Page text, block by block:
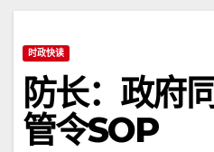
时政快读
防长：政府
管令SOP